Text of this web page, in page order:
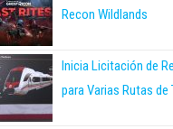
Recon Wildlands
Inicia Licitación de
para Varias Rutas de